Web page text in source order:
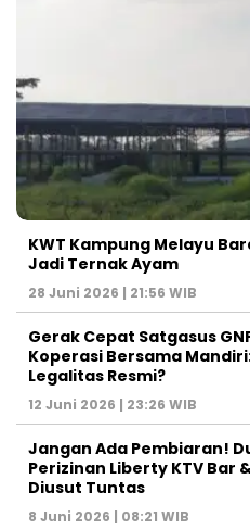
KWT Kampung Melayu
Jadi Ternak Ayam
28 Juni 2026 | 21:56 WIB
Gerak Cepat Satgasus
Koperasi Bersama
Legalitas Resmi?
12 Juni 2026 | 23:26 WIB
Jangan Ada Pembiaran!
Perizinan Liberty KTV Bar
Diusut Tuntas
8 Juni 2026 | 08:21 WIB